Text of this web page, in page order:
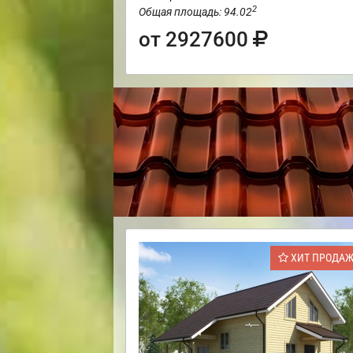
Общая площадь: 94.022
от 2927600
ХИТ ПРОДАЖ